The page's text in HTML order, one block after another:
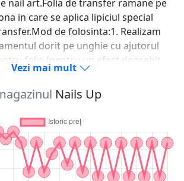
nail art.Folia de transfer ramane pe
in care se aplica lipiciul special
de folosinta:1. Realizam
dorit pe unghie cu ajutorul
folie (pentru un efect deosebit
sa fie subtiri)2. Polimerizam gelul in
Dupa polimerizare gelului fara sa
aplicam folia de transfer pe
cu partea mata in jos (spre unghie)
in sus (aceasta operatie trebuie
siguranta fara sa ne tremure
surplusului de folie sigilam
strat de gel finish
Vezi mai mult
Nails Up